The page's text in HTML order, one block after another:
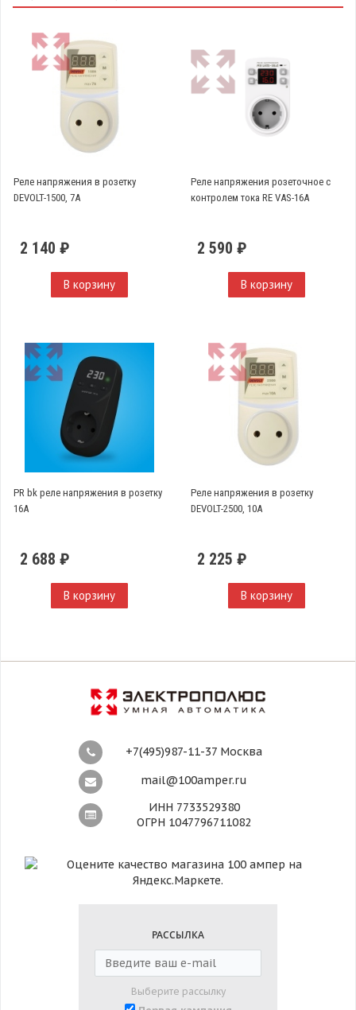
Реле напряжения в розетку
DEVOLT-1500, 7A
2 140 ₽
В корзину
Реле напряжения розеточное с
контролем тока RE VAS-16A
2 590 ₽
В корзину
PR bk реле напряжения в розетку
16А
2 688 ₽
В корзину
Реле напряжения в розетку
DEVOLT-2500, 10A
2 225 ₽
В корзину
+7(495)987-11-37 Москва
mail@100amper.ru
ИНН 7733529380
ОГРН 1047796711082
РАССЫЛКА
Выберите рассылку